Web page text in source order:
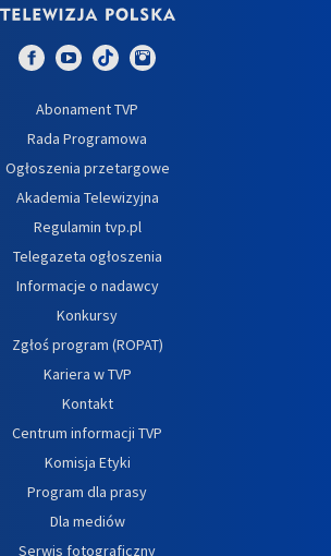
Abonament TVP
Rada Programowa
Ogłoszenia przetargowe
Akademia Telewizyjna
Regulamin tvp.pl
Telegazeta ogłoszenia
Informacje o nadawcy
Konkursy
Zgłoś program (ROPAT)
Kariera w TVP
Kontakt
Centrum informacji TVP
Komisja Etyki
Program dla prasy
Dla mediów
Serwis fotograficzny